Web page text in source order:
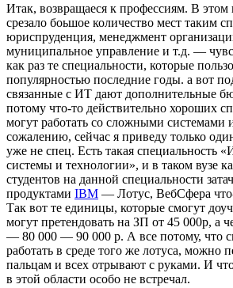
Итак, возвращаеся к профессиям. В этом
срезало боьшое количество мест таким
юриспруденция, менеджмент
муниципальное управление и т.д. —
как раз те специальности, которые
популярностью последние годы. а вот
связанные с ИТ дают дополнительные
потому что-то действительно хороших
могут работать со сложными системами
сожалению, сейчас я приведу только
уже не спец. Есть такая специальность
системы и технологии», и в таком вузе
студентов на данной специальности
продуктами IBM — Лотус, ВебСфера
Так вот те единицы, которые смогут
могут претендовать на ЗП от 45 000р, а
— 80 000 — 90 000 р. А все потому, что
работать в среде того же лотуса, можно
пальцам и всех отрывают с руками. И
в этой области особо не встречал.